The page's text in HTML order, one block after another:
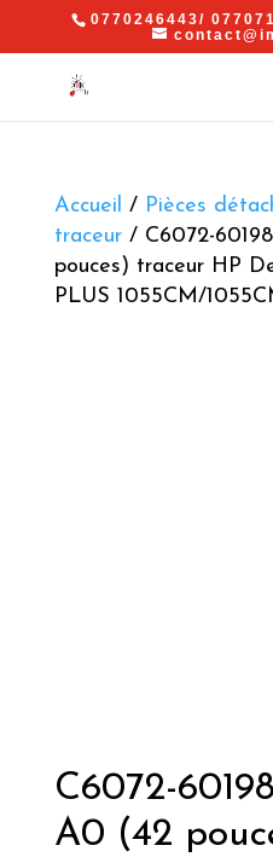
0770246443/
Accueil / Pièces
traceur/ C6072-
pouces) traceur HP
PLUS 1055CM/
C6072-
A0 (42